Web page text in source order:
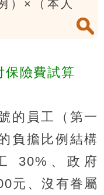
）×（本人
保險費試算
的員工（第一
負擔比例結構
30%、政府
元、沒有眷屬